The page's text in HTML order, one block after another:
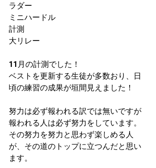
ラダー
ミニハードル
計測
大リレー
11月の計測でした！
ベストを更新する生徒が多数おり、日
頃の練習の成果が垣間見えました！
努力は必ず報われる訳では無いですが
報われる人は必ず努力をしています。
その努力を努力と思わず楽しめる人
が、その道のトップに立つんだと思い
ます。